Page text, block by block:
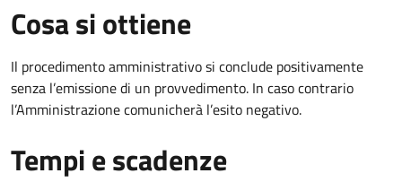
Cosa si ottiene
Il procedimento amministrativo si conclude positivamente
senza l’emissione di un provvedimento. In caso contrario
l’Amministrazione comunicherà l’esito negativo.
Tempi e scadenze